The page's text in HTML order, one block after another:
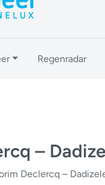
Regenradar
–
Declercq –